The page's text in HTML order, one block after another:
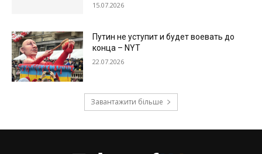
15.07.2026
Путин не уступит и будет воевать до
конца – NYT
22.07.2026
Завантажити більше